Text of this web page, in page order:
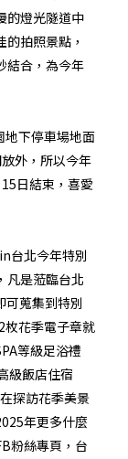
的燈光隧道中
拍照景點，
結合，為今年
下停車場地面
外， 所以今年
日結束 ， 喜愛
台北今年特別
凡是蒞臨台北
可蒐集到特別
枚花季電子章就
等級足浴禮
級飯店住宿
探訪花季美景
年更多什麼
粉絲專頁，台